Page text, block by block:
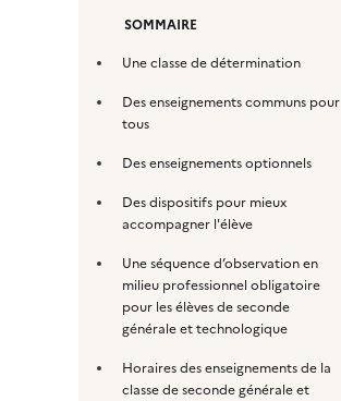
SOMMAIRE
Une classe de détermination
Des enseignements communs pour
tous
Des enseignements optionnels
Des dispositifs pour mieux
accompagner l'élève
Une séquence d’observation en
milieu professionnel obligatoire
pour les élèves de seconde
générale et technologique
Horaires des enseignements de la
classe de seconde générale et